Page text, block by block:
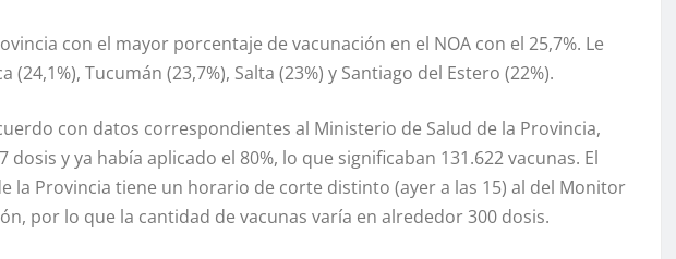
con el mayor porcentaje de vacunación en el NOA con el 25,7%. Le
(24,1%), Tucumán (23,7%), Salta (23%) y Santiago del Estero (22%).
con datos correspondientes al Ministerio de Salud de la Provincia,
y ya había aplicado el 80%, lo que significaban 131.622 vacunas. El
la Provincia tiene un horario de corte distinto (ayer a las 15) al del Monitor
por lo que la cantidad de vacunas varía en alrededor 300 dosis.